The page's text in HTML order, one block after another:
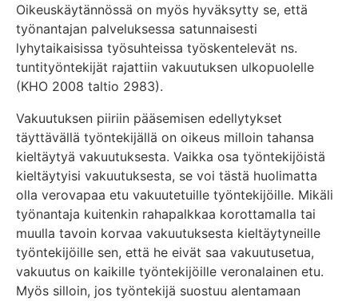
Oikeuskäytännössä on myös hyväksytty se, että
työnantajan palveluksessa satunnaisesti
lyhytaikaisissa työsuhteissa työskentelevät ns.
tuntityöntekijät rajattiin vakuutuksen ulkopuolelle
(KHO 2008 taltio 2983).
Vakuutuksen piiriin pääsemisen edellytykset
täyttävällä työntekijällä on oikeus milloin tahansa
kieltäytyä vakuutuksesta. Vaikka osa työntekijöistä
kieltäytyisi vakuutuksesta, se voi tästä huolimatta
olla verovapaa etu vakuutetuille työntekijöille. Mikäli
työnantaja kuitenkin rahapalkkaa korottamalla tai
muulla tavoin korvaa vakuutuksesta kieltäytyneille
työntekijöille sen, että he eivät saa vakuutusetua,
vakuutus on kaikille työntekijöille veronalainen etu.
Myös silloin, jos työntekijä suostuu alentamaan